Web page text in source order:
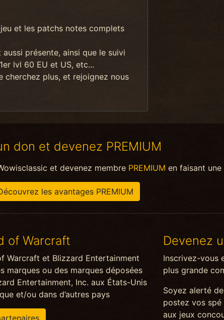
et les patchs notes complets
présente, ainsi que le suivi
lvl 60 EU et US, etc...
cherchez plus, et rejoignez nous
don et devenez PREMIUM
et devenez membre PREMIUM en faisant
les avantages PREMIUM
of Warcraft
Warcraft et Blizzard Entertainment
marques ou des marques déposées
Entertainment, Inc. aux États-Unis
et/ou dans d’autres pays
Devenez
Inscrivez-vous
plus grande
Soyez alerté
postez vos
aux jeux